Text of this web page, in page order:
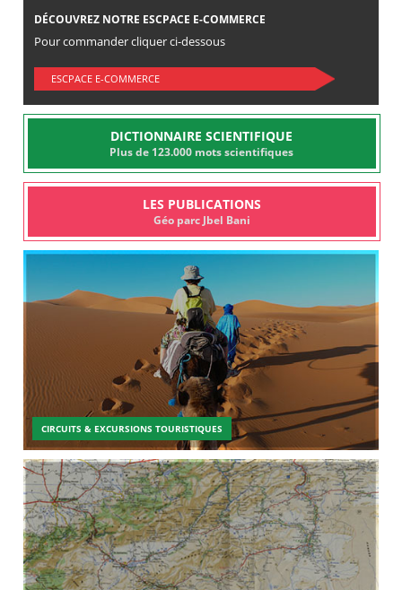
DÉCOUVREZ NOTRE ESCPACE E-COMMERCE
Pour commander cliquer ci-dessous
ESCPACE E-COMMERCE
DICTIONNAIRE SCIENTIFIQUE
Plus de 123.000 mots scientifiques
LES PUBLICATIONS
Géo parc Jbel Bani
CIRCUITS & EXCURSIONS TOURISTIQUES